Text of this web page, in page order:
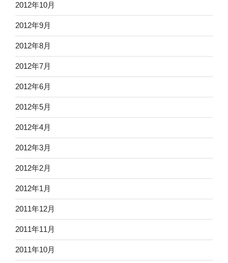
2012年10月
2012年9月
2012年8月
2012年7月
2012年6月
2012年5月
2012年4月
2012年3月
2012年2月
2012年1月
2011年12月
2011年11月
2011年10月